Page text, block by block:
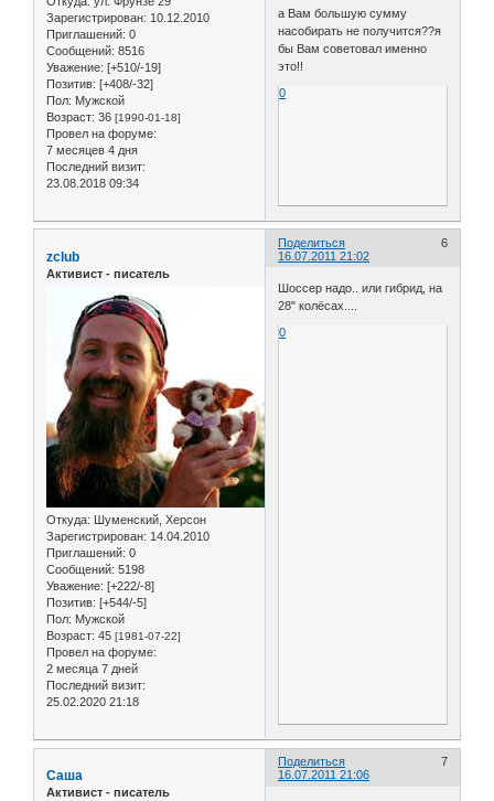
Зарегистрирован: 10.12.2010
Приглашений: 0
Сообщений: 8516
Уважение: [+510/-19]
Позитив: [+408/-32]
Пол: Мужской
Возраст: 36 [1990-01-18]
Провел на форуме:
7 месяцев 4 дня
Последний визит:
23.08.2018 09:34
а Вам большую сумму
насобирать не получится??я
бы Вам советовал именно
это!!
0
Поделиться
6
16.07.2011 21:02
zclub
Активист - писатель
Откуда: Шуменский, Херсон
Зарегистрирован: 14.04.2010
Приглашений: 0
Сообщений: 5198
Уважение: [+222/-8]
Позитив: [+544/-5]
Пол: Мужской
Возраст: 45 [1981-07-22]
Провел на форуме:
2 месяца 7 дней
Последний визит:
25.02.2020 21:18
Шоссер надо.. или гибрид, на
28" колёсах....
0
Поделиться
7
16.07.2011 21:06
Саша
Активист - писатель